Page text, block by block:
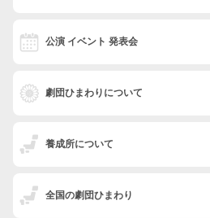
公演 イベント 発表会
劇団ひまわりについて
養成所について
全国の劇団ひまわり